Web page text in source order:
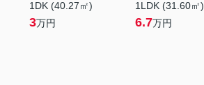
1DK (40.27㎡)
3万円
1LDK (31.60㎡)
6.7万円